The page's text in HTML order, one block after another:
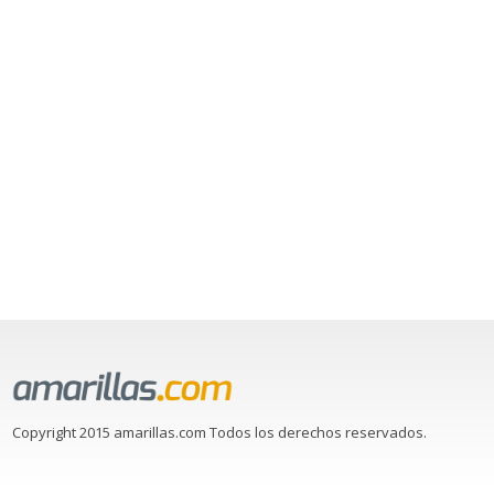
Copyright 2015 amarillas.com Todos los derechos reservados.